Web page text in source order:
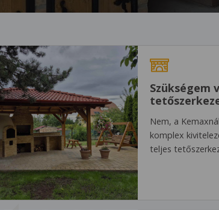
Szükségem
Nem, a
komplex
teljes